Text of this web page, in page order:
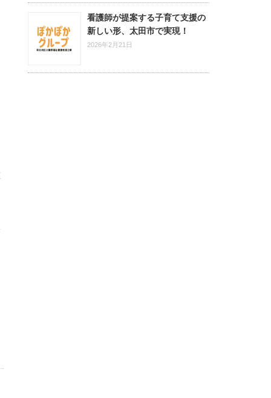
看護師が提案する子育て支援の
新しい形、太田市で実現！
2026年2月21日